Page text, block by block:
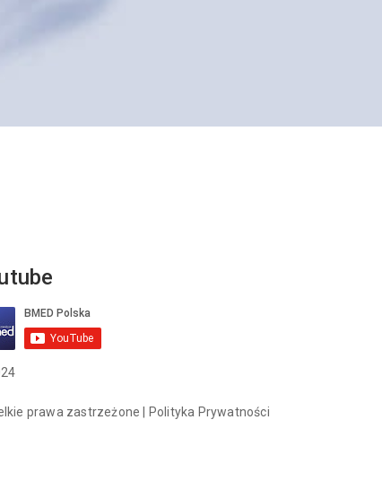
prawa zastrzeżone | Polityka Prywatności